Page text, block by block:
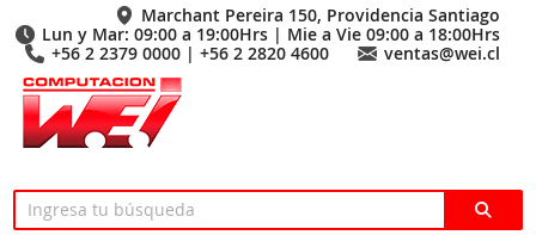
Marchant Pereira 150, Providencia Santiago
Lun y Mar: 09:00 a 19:00Hrs | Mie a Vie 09:00 a 18:00Hrs
+56 2 2379 0000 | +56 2 2820 4600
ventas@wei.cl